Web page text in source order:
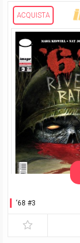
ACQUISTA
‘68 #3